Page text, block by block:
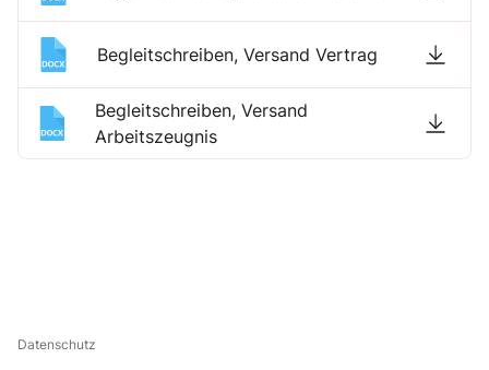
Begleitschreiben, Versand Vertrag
Begleitschreiben, Versand
Arbeitszeugnis
Datenschutz